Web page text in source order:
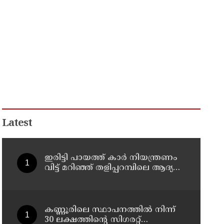
Latest
ഇരിട്ടി പായത്ത് കാർ നിയന്ത്രണം
വിട്ട് മറിഞ്ഞ് തളിപ്പറമ്പിലെ ആദ്യ
കണ്ണൂരിലെ സ്ഥാപനത്തിൽ നിന്ന്
30 ലക്ഷത്തിന്റെ സിഗരറ്റ്